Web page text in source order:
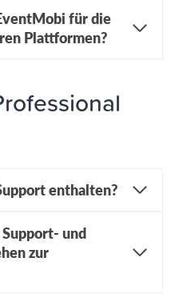
für die
Plattformen?
enthalten?
und
zur